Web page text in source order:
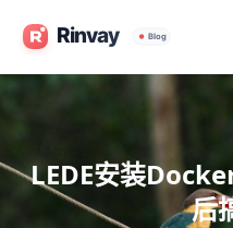
LEDE安装
后